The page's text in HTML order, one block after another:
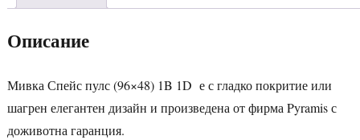
Описание
Мивка Спейс пулс (96×48) 1B 1D е с гладко покритие или
шагрен елегантен дизайн и произведена от фирма Pyramis с
доживотна гаранция.